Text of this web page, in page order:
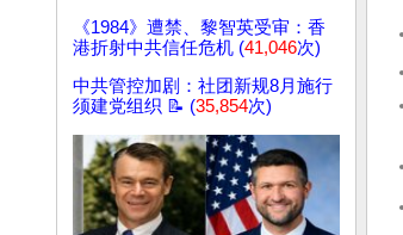
《1984》遭禁、黎智英受审：香
港折射中共信任危机 (41,046次)
中共管控加剧：社团新规8月施行
须建党组织 📝 (35,854次)